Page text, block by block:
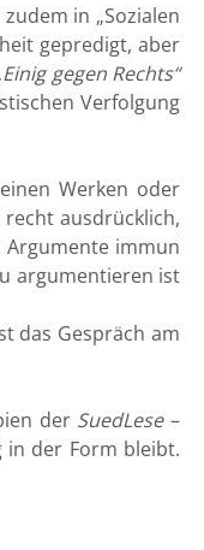
in „Sozialen
gepredigt, aber
gegen Rechts“
Verfolgung
Werken oder
ausdrücklich,
Argumente immun
argumentieren ist
das Gespräch am
der SuedLese–
in der Form bleibt.